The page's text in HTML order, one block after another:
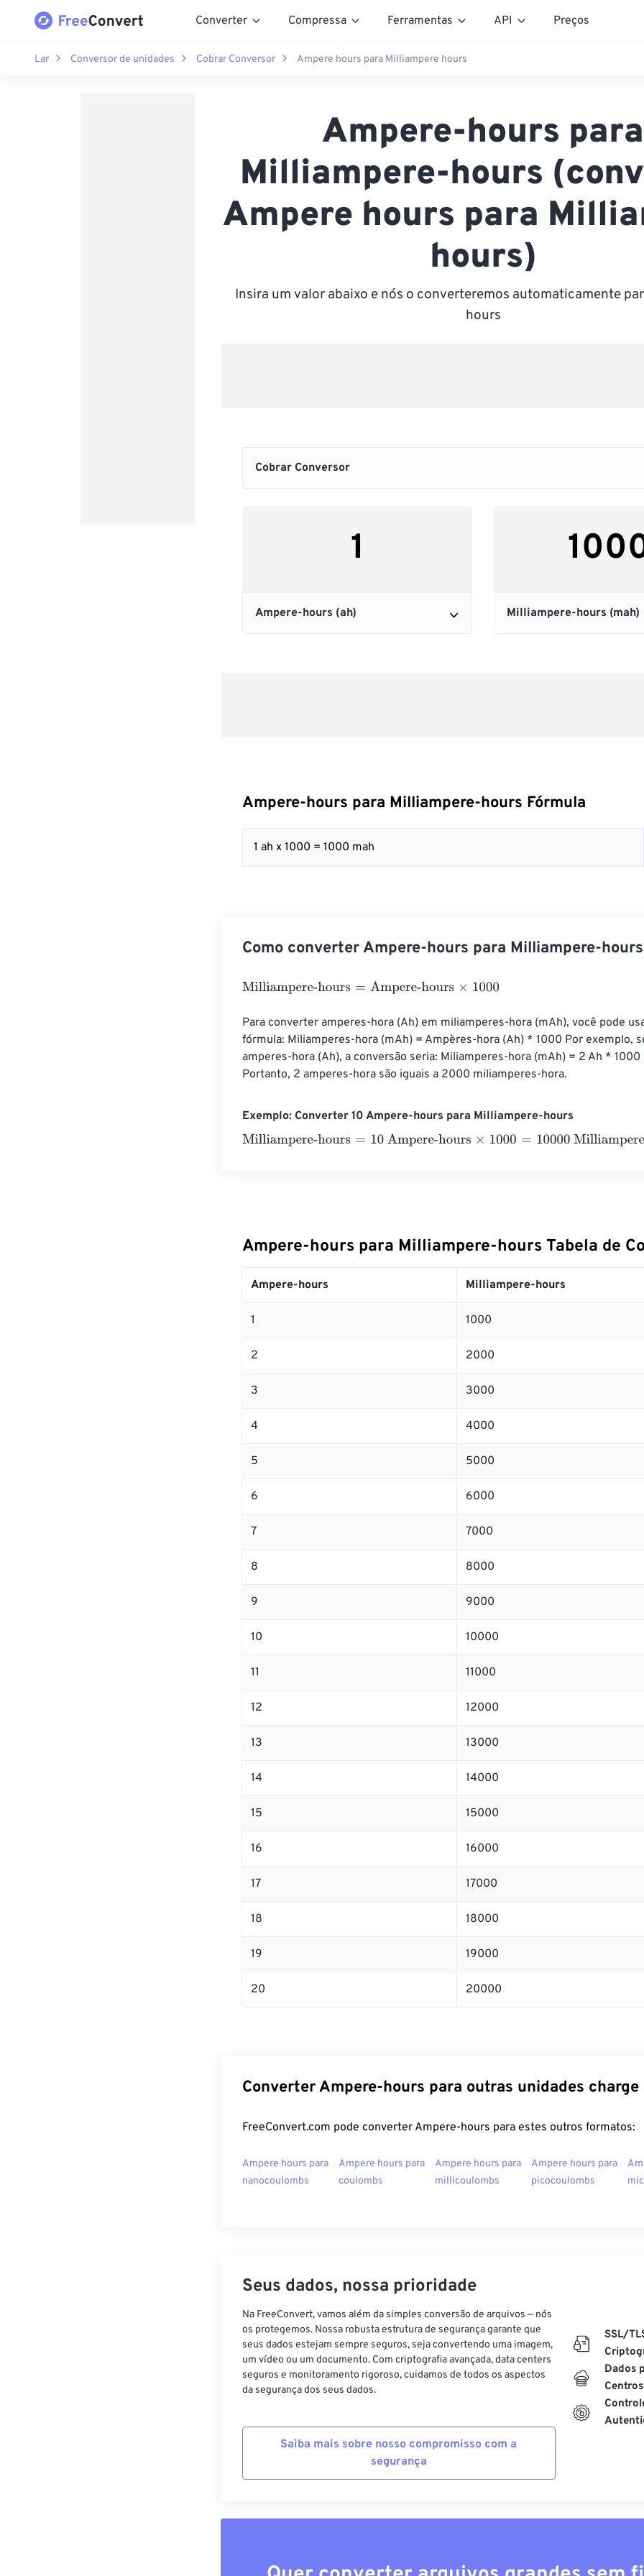
Converter Compressa Ferramentas API Preços
Lar Conversor de unidades Cobrar Conversor Ampere hours para Milliampere hours
Ampere-hours para
Milliampere-hours
Ampere hours para
hours)
Insira um valor abaixo e nós o converteremos automaticamente
hours
Ampere-hours para Milliampere-hours Fórmula
1 ah x 1000 = 1000 mah
Como converter Ampere-hours para Milliampere-
Milliampere-hours=Ampere-hours×1000
Para converter amperes-hora (Ah) em miliamperes-hora (mAh), você pode
fórmula: Miliamperes-hora (mAh) = Ampères-hora (Ah) * 1000 Por exemplo,
amperes-hora (Ah), a conversão seria: Miliamperes-hora (mAh) = 2 Ah *
Portanto, 2 amperes-hora são iguais a 2000 miliamperes-hora.
Exemplo: Converter 10 Ampere-hours para Milliampere-hours
Milliampere-hours=10 Ampere-hours×1000= 10000 Milliampere-hours
Ampere-hours para Milliampere-hours Tabela de
Ampere-hours Milliampere-hours
1 1000
2 2000
3 3000
4 4000
5 5000
6 6000
7 7000
8 8000
9 9000
10 10000
11 11000
12 12000
13 13000
14 14000
15 15000
16 16000
17 17000
18 18000
19 19000
20 20000
Converter Ampere-hours para outras unidades charge
FreeConvert.com pode converter Ampere-hours para estes outros formatos:
Ampere hours para
nanocoulombs
Ampere hours para
coulombs
Ampere hours para
millicoulombs
Ampere hours para
picocoulombs
Seus dados, nossa prioridade
Na FreeConvert, vamos além da simples conversão de arquivos — nós
os protegemos. Nossa robusta estrutura de segurança garante que
seus dados estejam sempre seguros, seja convertendo uma imagem,
um vídeo ou um documento. Com criptografia avançada, data centers
seguros e monitoramento rigoroso, cuidamos de todos os aspectos
da segurança dos seus dados.
Saiba mais sobre nosso compromisso com a
segurança
SSL/
Dados
Centros